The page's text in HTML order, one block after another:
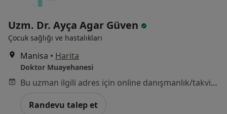
Uzm. Dr. Ayça Agar Güven
Çocuk sağlığı ve hastalıkları
Manisa • Harita
Doktor Muayehanesi
Bu uzman ilgili adres için online danışmanlık/takvim sunmuyor.
Randevu talep et